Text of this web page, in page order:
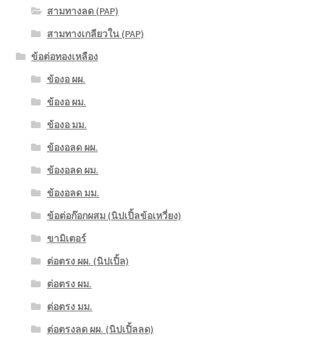
สามทางลด (PAP)
สามทางเกลียวใน (PAP)
ข้อต่อทองเหลือง
ข้องอ ผผ.
ข้องอ ผม.
ข้องอ มม.
ข้องอลด ผผ.
ข้องอลด ผม.
ข้องอลด มม.
ข้อต่อก๊อกผสม (นิปเปิ้ลข้อเหวี่ยง)
ขามิเตอร์
ต่อตรง ผผ. (นิปเปิ้ล)
ต่อตรง ผม.
ต่อตรง มม.
ต่อตรงลด ผผ. (นิปเปิ้ลลด)